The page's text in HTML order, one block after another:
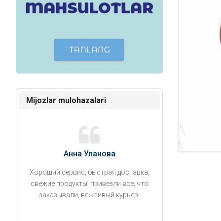
Mijozlar mulohazalari
Анна Уланова
Хороший сервис, быстрая доставка,
свежие продукты, привезли все, что
заказывали, вежливый курьер.